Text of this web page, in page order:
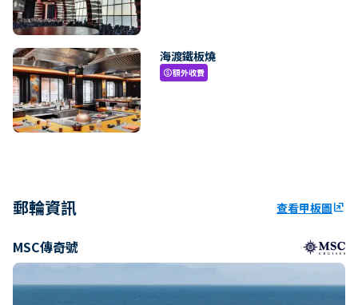
海渡鐵板燒
paid額外收費
郵輪資訊 查看甲板圖ungroup
MSC傳奇號